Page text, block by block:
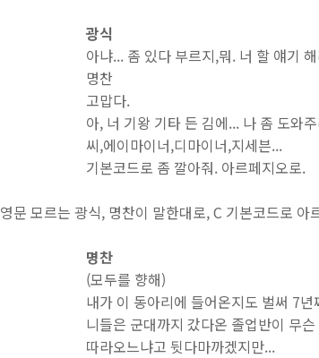
광식
아냐... 좀 있다 부르지,뭐. 너 할 얘기
명찬
고맙다.
아, 너 기왕 기타 든 김에... 나 좀 도와
씨,에이마이너,디마이너,지세븐...
기본코드로 좀 깔아줘. 아르페지오로.
영문 모르는 광식, 명찬이 말한대로, C 기본코드로 아
명찬
(모두를 향해)
내가 이 동아리에 들어온지도 벌써 7년
니들은 군대까지 갔다온 졸업반이 무슨
따라오느냐고 뒷다마까겠지만...